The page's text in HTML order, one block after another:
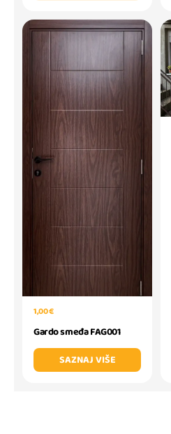
1,00 €
Gardo smeđa FAG001
SAZNAJ VIŠE